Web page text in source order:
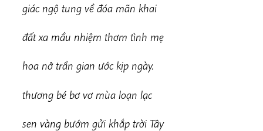
giác ngộ tung về đóa mãn khai
đất xa mầu nhiệm thơm tình mẹ
hoa nở trần gian ước kịp ngày.
thương bé bơ vơ mùa loạn lạc
sen vàng bướm gửi khắp trời Tây